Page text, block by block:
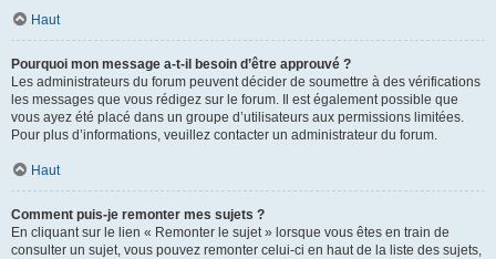
Haut
Pourquoi mon message a-t-il besoin d’être approuvé ?
Les administrateurs du forum peuvent décider de soumettre à des vérifications
les messages que vous rédigez sur le forum. Il est également possible que
vous ayez été placé dans un groupe d’utilisateurs aux permissions limitées.
Pour plus d’informations, veuillez contacter un administrateur du forum.
Haut
Comment puis-je remonter mes sujets ?
En cliquant sur le lien « Remonter le sujet » lorsque vous êtes en train de
consulter un sujet, vous pouvez remonter celui-ci en haut de la liste des sujets,